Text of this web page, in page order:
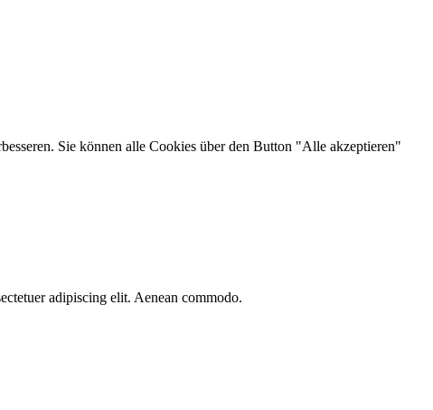
Sie können alle Cookies über den Button "Alle akzeptieren"
adipiscing elit. Aenean commodo.